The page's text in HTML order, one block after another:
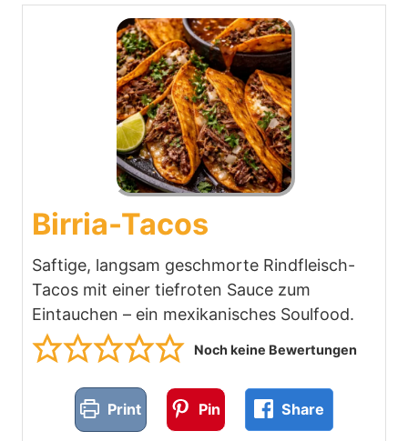
Birria-Tacos
Saftige, langsam geschmorte Rindfleisch-
Tacos mit einer tiefroten Sauce zum
Eintauchen – ein mexikanisches Soulfood.
Noch keine Bewertungen
Print Pin Share